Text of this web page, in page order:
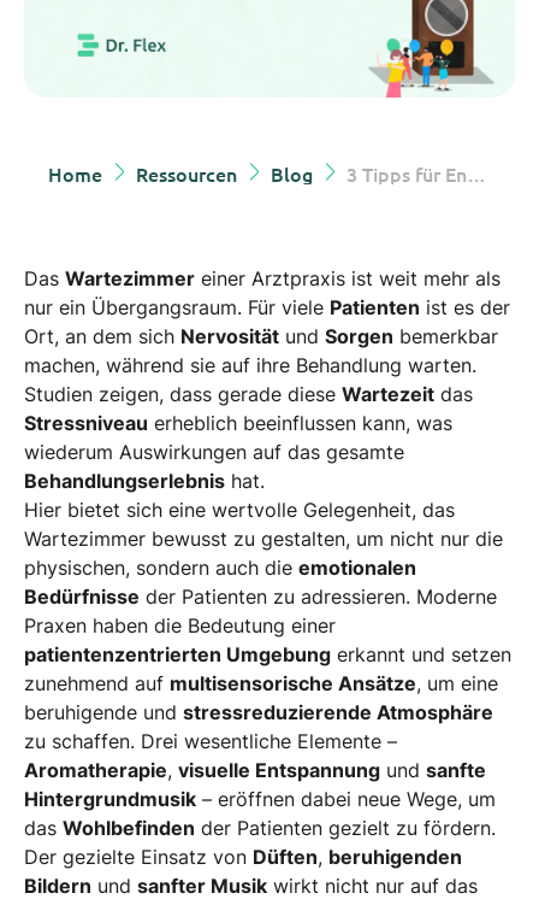
Home Ressourcen Blog 3 Tipps für Entspannung im Wartezimmer. Wie Duft, Bild und Klang das Patientenerlebnis verbessern.
Das Wartezimmer einer Arztpraxis ist weit mehr als
nur ein Übergangsraum. Für viele Patienten ist es der
Ort, an dem sich Nervosität und Sorgen bemerkbar
machen, während sie auf ihre Behandlung warten.
Studien zeigen, dass gerade diese Wartezeit das
Stressniveau erheblich beeinflussen kann, was
wiederum Auswirkungen auf das gesamte
Behandlungserlebnis hat.
Hier bietet sich eine wertvolle Gelegenheit, das
Wartezimmer bewusst zu gestalten, um nicht nur die
physischen, sondern auch die emotionalen
Bedürfnisse der Patienten zu adressieren. Moderne
Praxen haben die Bedeutung einer
patientenzentrierten Umgebung erkannt und setzen
zunehmend auf multisensorische Ansätze, um eine
beruhigende und stressreduzierende Atmosphäre
zu schaffen. Drei wesentliche Elemente –
Aromatherapie, visuelle Entspannung und sanfte
Hintergrundmusik – eröffnen dabei neue Wege, um
das Wohlbefinden der Patienten gezielt zu fördern.
Der gezielte Einsatz von Düften, beruhigenden
Bildern und sanfter Musik wirkt nicht nur auf das